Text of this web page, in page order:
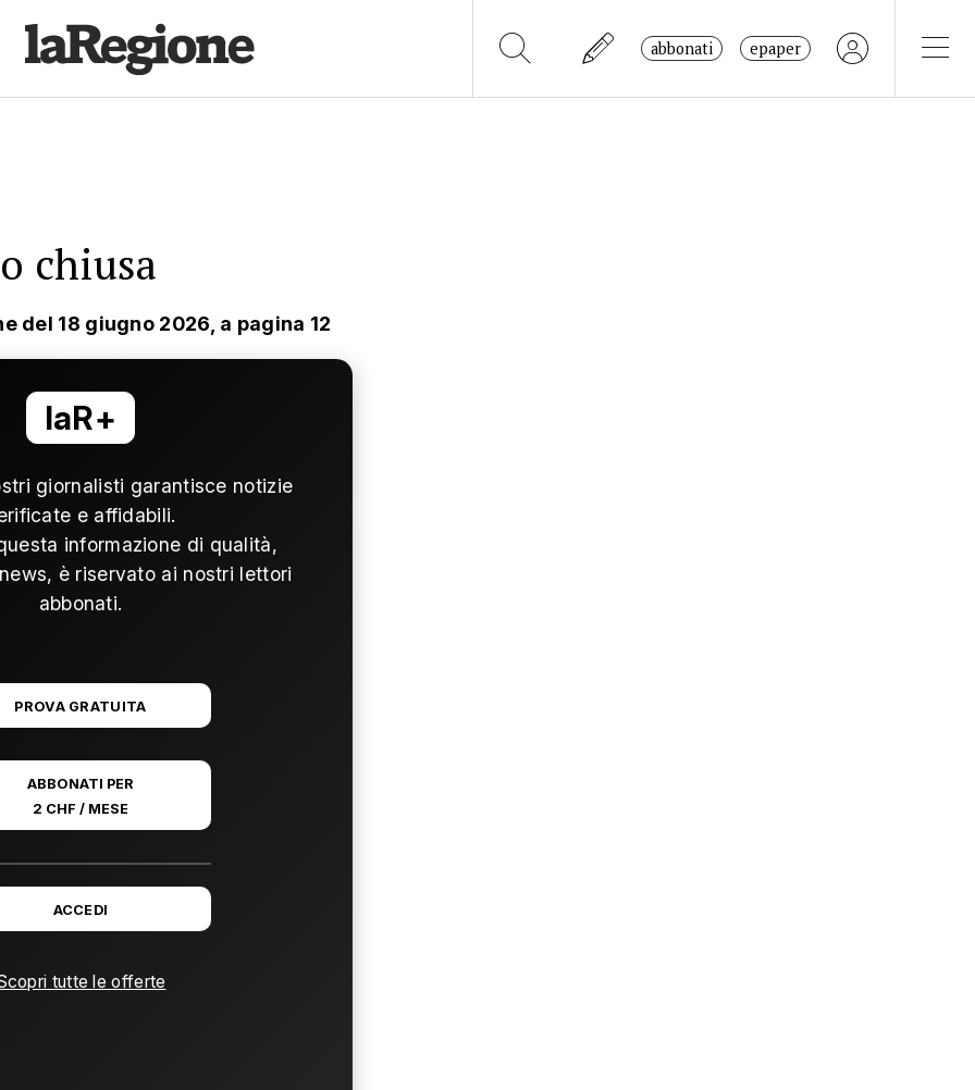
abbonati epaper
chiusa
del 18 giugno 2026, a pagina 12
laR+
giornalisti garantisce notizie
e affidabili.
informazione di qualità,
è riservato ai nostri lettori
abbonati.
PROVA GRATUITA
ABBONATI PER
2 CHF / MESE
ACCEDI
tutte le offerte